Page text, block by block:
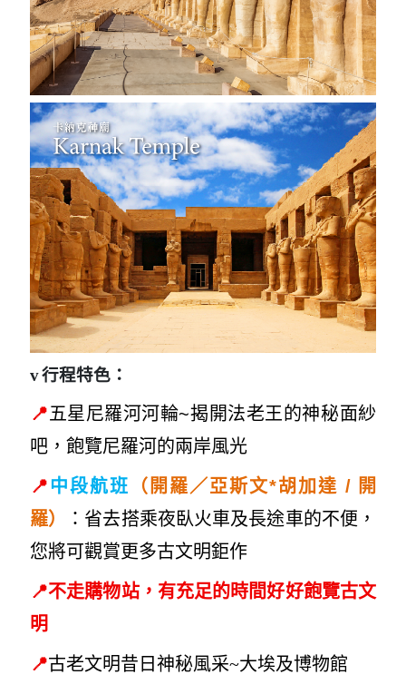
v行程特色：
📍五星尼羅河河輪~揭開法老王的神秘面紗
吧，飽覽尼羅河的兩岸風光
📍 中段航班 （開羅／亞斯文*胡加達 / 開
羅）
：省去搭乘夜臥火車及長途車的不便，
您將可觀賞更多古文明鉅作
📍不走購物站，有充足的時間好好飽覽古文
明
📍古老文明昔日神秘風采~大埃及博物館